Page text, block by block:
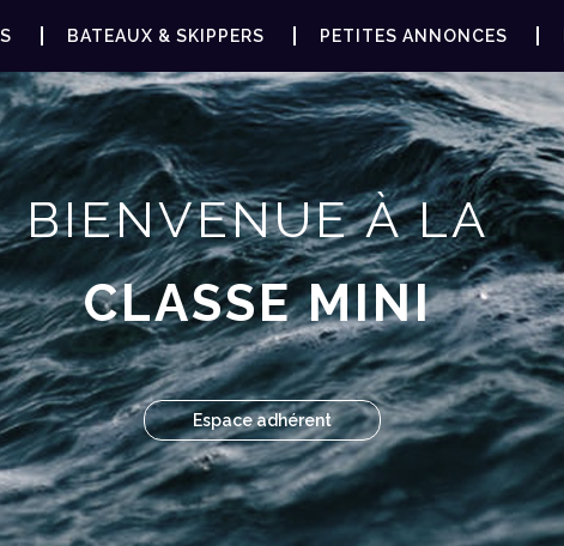
BATEAUX & SKIPPERS PETITES ANNONCES
BIENVENUE À LA
CLASSE MINI
Espace adhérent